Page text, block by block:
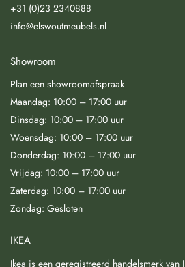
+31 (0)23 2340888
info@elswoutmeubels.nl
Showroom
Plan een showroomafspraak
Maandag: 10:00 – 17:00 uur
Dinsdag: 10:00 – 17:00 uur
Woensdag: 10:00 – 17:00 uur
Donderdag: 10:00 – 17:00 uur
Vrijdag: 10:00 – 17:00 uur
Zaterdag: 10:00 – 17:00 uur
Zondag: Gesloten
IKEA
Ikea is een geregistreerd handelsmerk van